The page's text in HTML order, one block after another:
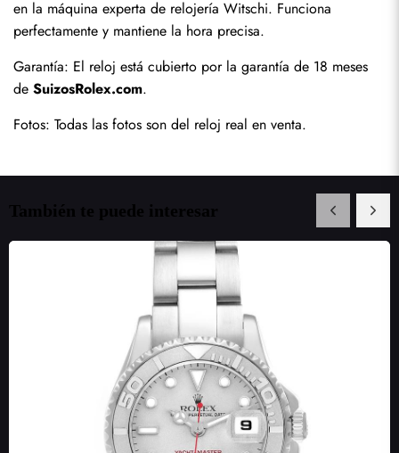
en la máquina experta de relojería Witschi. Funciona
perfectamente y mantiene la hora precisa.
Garantía: El reloj está cubierto por la garantía de 18 meses
de SuizosRolex.com.
Fotos: Todas las fotos son del reloj real en venta.
También te puede interesar